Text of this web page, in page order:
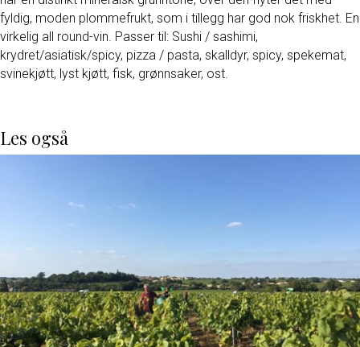
fyldig, moden plommefrukt, som i tillegg har god nok friskhet. En
virkelig all round-vin. Passer til: Sushi / sashimi,
krydret/asiatisk/spicy, pizza / pasta, skalldyr, spicy, spekemat,
svinekjøtt, lyst kjøtt, fisk, grønnsaker, ost.
Les også